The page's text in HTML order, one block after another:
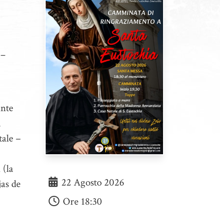
–
(la
de
22 Agosto 2026
Ore 18:30